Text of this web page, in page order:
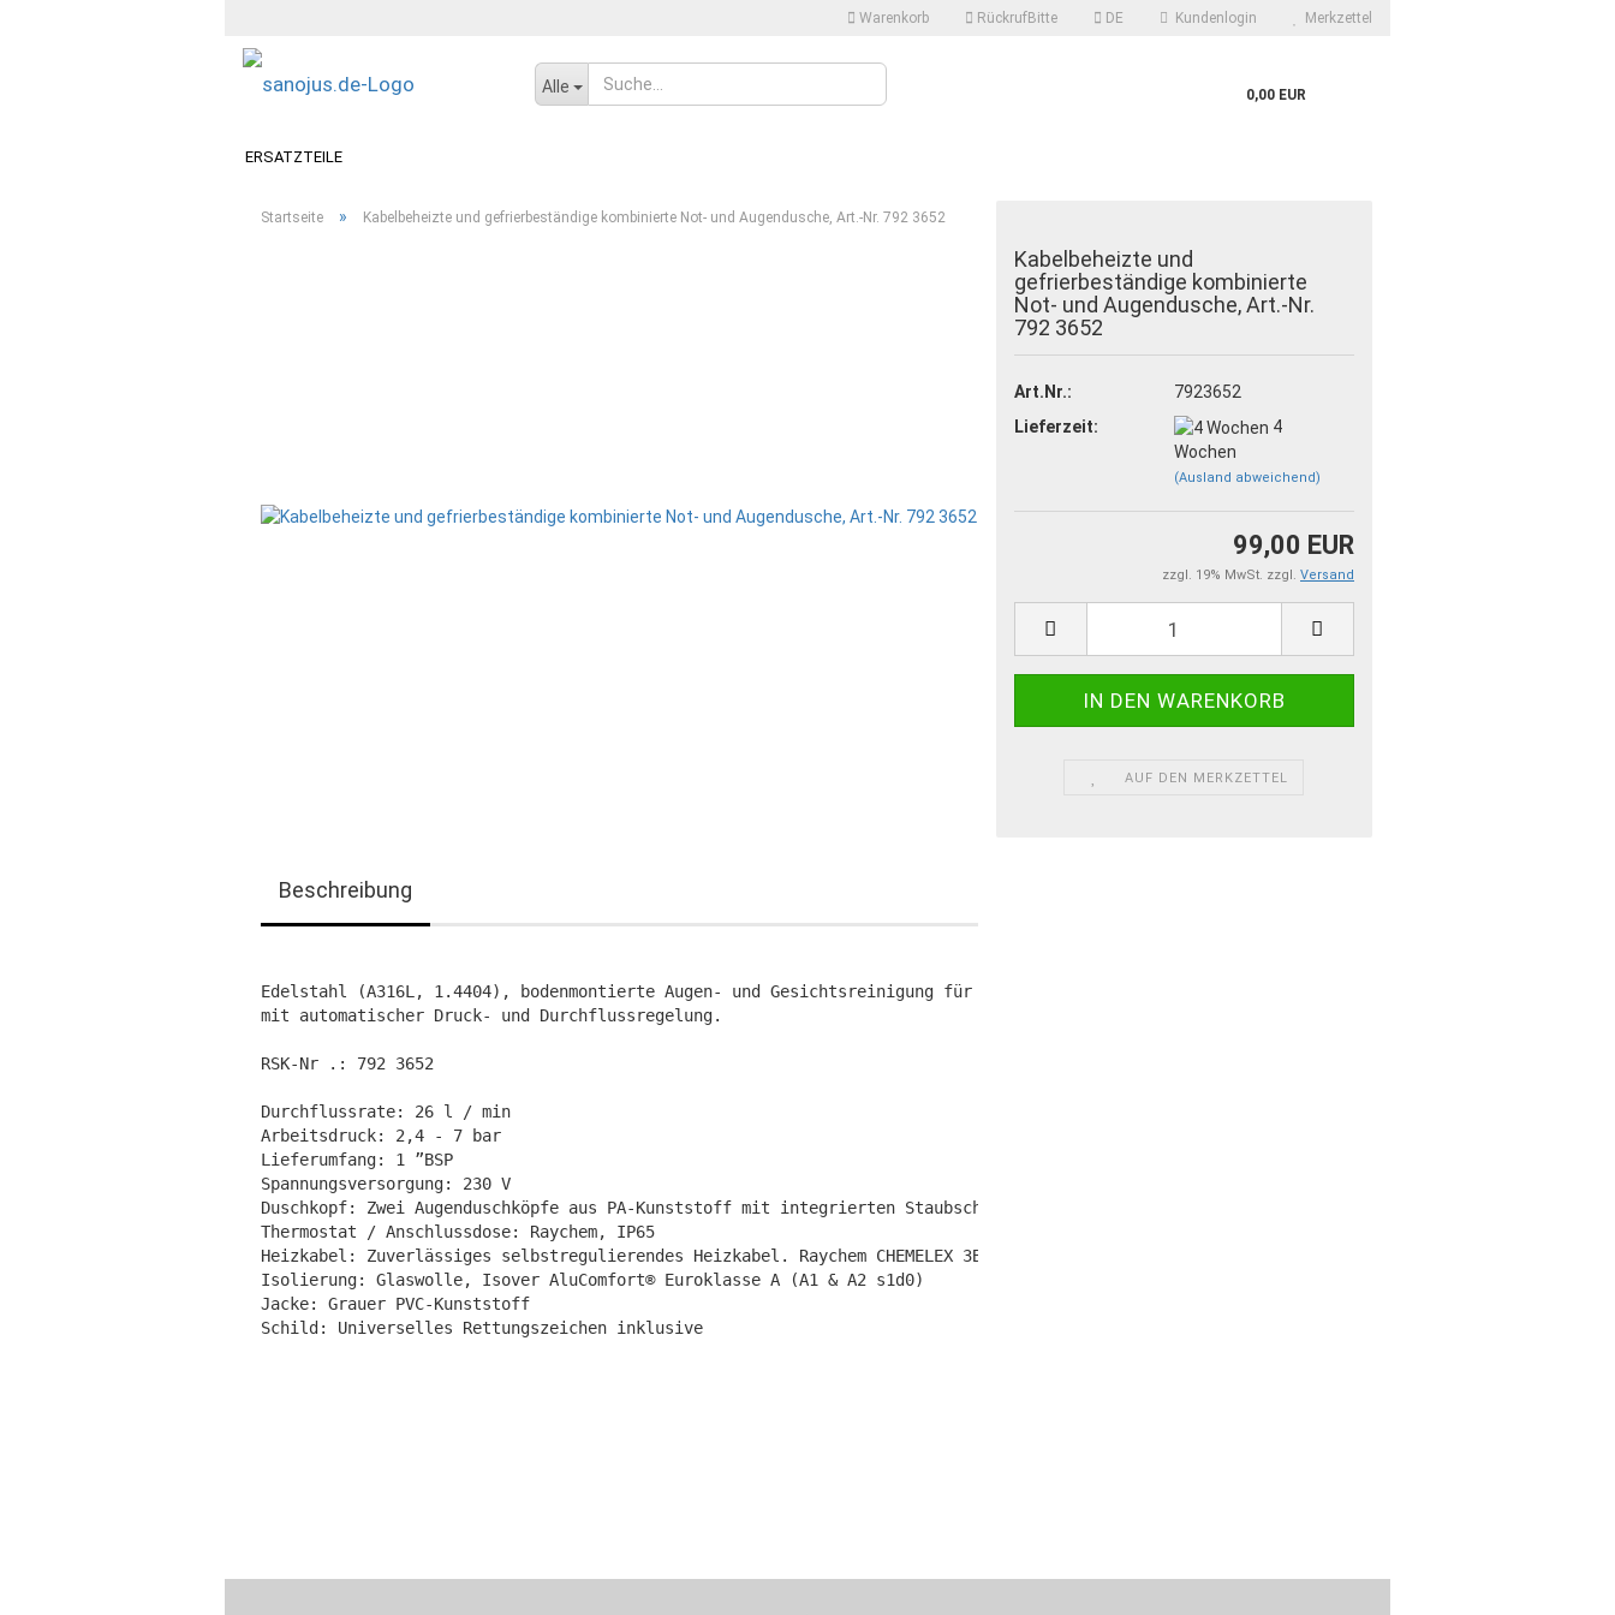
Warenkorb RückrufBitte DE
Sprache auswählen
Kundenlogin
Konto erstellen
Passwort vergessen?
Merkzettel
Alle 0,00 EUR
ERSATZTEILE
Startseite » Kabelbeheizte und gefrierbeständige kombinierte Not- und Augendusche, Art.-Nr. 792 3652
Kabelbeheizte und
gefrierbeständige kombinierte
Not- und Augendusche, Art.-Nr.
792 3652
Art.Nr.:
7923652
Lieferzeit:
4
Wochen
(Ausland abweichend)
99,00 EUR
zzgl. 19% MwSt. zzgl. Versand
AUF DEN MERKZETTEL
Beschreibung
Edelstahl (A316L, 1.4404), bodenmontierte Augen- und Gesichtsreinigung für den Außenbereich. Eine fertig montierte, einbaufertige,
mit automatischer Druck- und Durchflussregelung.
RSK-Nr .: 792 3652
Durchflussrate: 26 l / min
Arbeitsdruck: 2,4 - 7 bar
Lieferumfang: 1 ”BSP
Spannungsversorgung: 230 V
Duschkopf: Zwei Augenduschköpfe aus PA-Kunststoff mit integrierten Staubschutzkappen
Thermostat / Anschlussdose: Raychem, IP65
Heizkabel: Zuverlässiges selbstregulierendes Heizkabel. Raychem CHEMELEX 3BTV2-CT
Isolierung: Glaswolle, Isover AluComfort® Euroklasse A (A1 & A2 s1d0)
Jacke: Grauer PVC-Kunststoff
Schild: Universelles Rettungszeichen inklusive